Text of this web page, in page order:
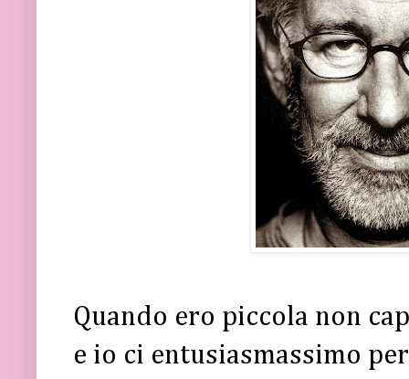
Quando ero piccola non
e io ci entusiasmassimo